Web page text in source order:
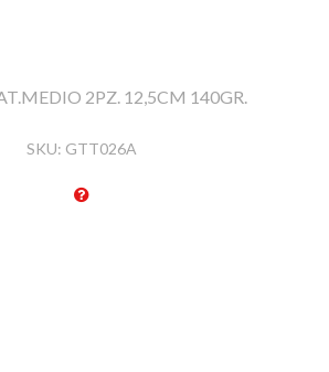
2PZ. 12,5CM 140GR.
SKU: GTT026A